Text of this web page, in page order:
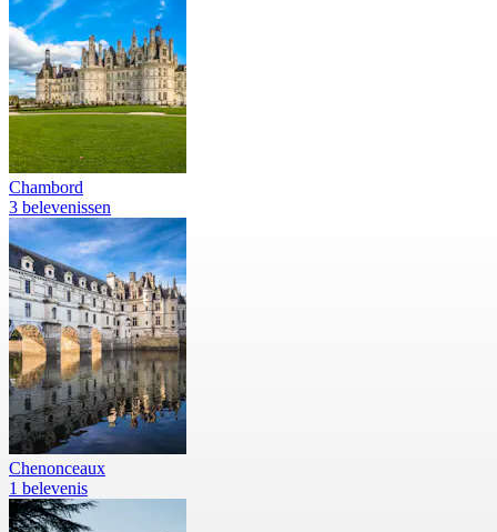
Chambord
3 belevenissen
Chenonceaux
1 belevenis